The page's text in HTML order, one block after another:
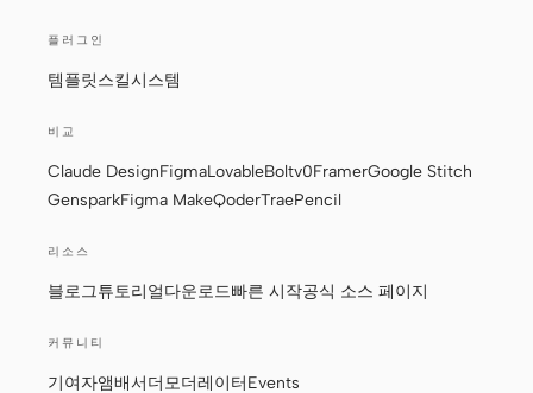
플러그인
템플릿스킬시스템
비교
Claude DesignFigmaLovableBoltv0FramerGoogle Stitch
GensparkFigma MakeQoderTraePencil
리소스
블로그튜토리얼다운로드빠른 시작공식 소스 페이지
커뮤니티
기여자앰배서더모더레이터Events